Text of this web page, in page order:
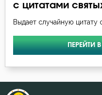
Воздаяние
Воздержание
Феофан Затворник
с цитатами
Выдает случайную цитату
ПЕРЕЙТИ